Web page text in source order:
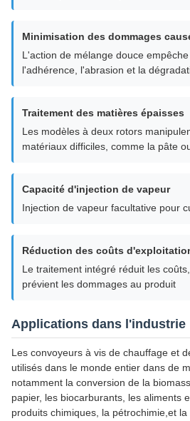
Minimisation des dommages
L'action de mélange douce empêche
l'adhérence, l'abrasion et la
Traitement des matières épaisses
Les modèles à deux rotors
matériaux difficiles, comme la pâte
Capacité d'injection de vapeur
Injection de vapeur facultative pour
Réduction des coûts
Le traitement intégré réduit les
prévient les dommages au produit
Applications dans l'industrie
Les convoyeurs à vis de chauffage et
utilisés dans le monde entier dans de
notamment la conversion de la
papier, les biocarburants, les aliments
produits chimiques, la pétrochimie,et